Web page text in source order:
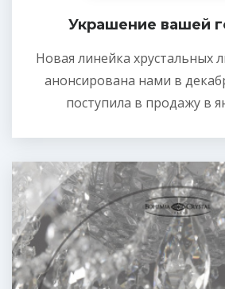
Украшение вашей
Новая линейка хрустальных
анонсирована нами в
поступила в продажу в